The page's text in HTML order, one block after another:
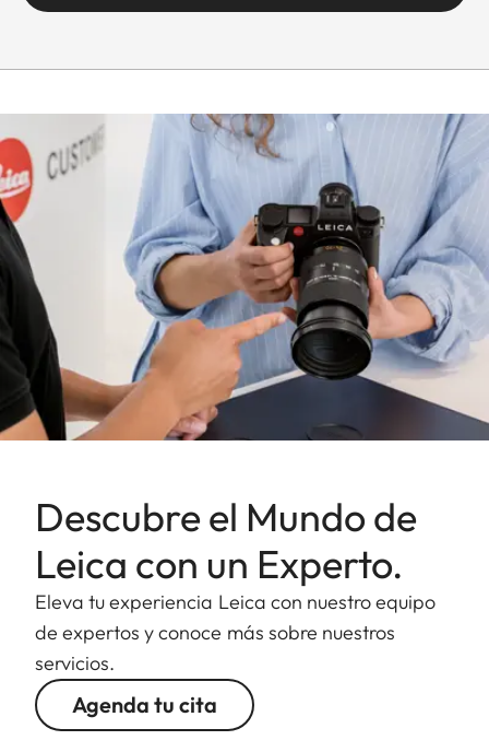
Parasol
Montaje fijo
Dimensiones
Aprox. 131 mm
Diámetro
Aprox. 85 mm
Peso
Aprox. 855 g
Descubre el Mundo de
Leica con un Experto.
Eleva tu experiencia Leica con nuestro equipo
de expertos y conoce más sobre nuestros
servicios.
Agenda tu cita